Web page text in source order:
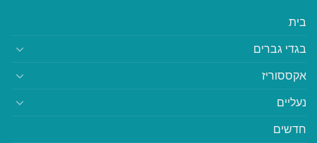
בית
בגדי גברים
אקססוריז
נעליים
חדשים